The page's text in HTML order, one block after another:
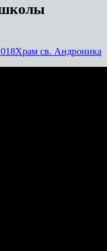
Храм св. Андроника